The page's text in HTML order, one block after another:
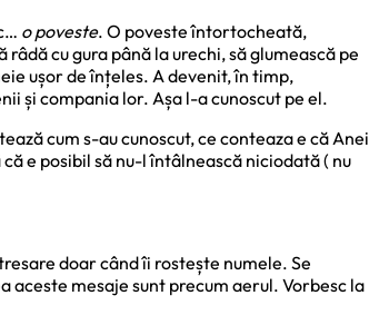
o poveste. O poveste întortocheată,
cu gura până la urechi, să glumească pe
ușor de înțeles. A devenit, în timp,
și compania lor. Așa l-a cunoscut pe el.
cum s-au cunoscut, ce conteaza e că Anei
e posibil să nu-l întâlnească niciodată ( nu
doar când îi rostește numele. Se
aceste mesaje sunt precum aerul. Vorbesc la